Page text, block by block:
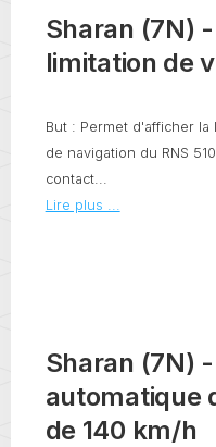
Sharan (7N)
limitation de
But : Permet d'afficher la
de navigation du RNS
contact...
Lire plus ...
Sharan (7N)
automatique
de 140 km/h